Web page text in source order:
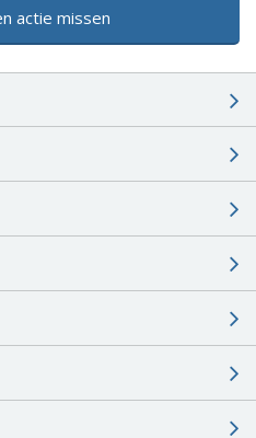
actie missen